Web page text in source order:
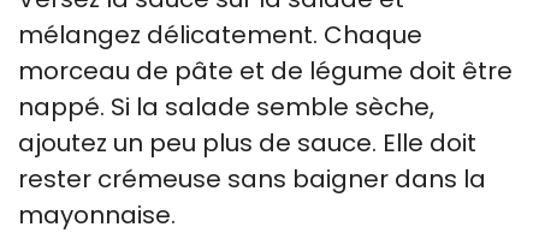
mélangez délicatement. Chaque
morceau de pâte et de légume doit être
nappé. Si la salade semble sèche,
ajoutez un peu plus de sauce. Elle doit
rester crémeuse sans baigner dans la
mayonnaise.